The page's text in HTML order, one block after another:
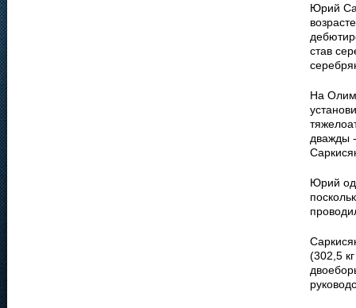
Юрий
став
На
дважды
Юрий
(302,5